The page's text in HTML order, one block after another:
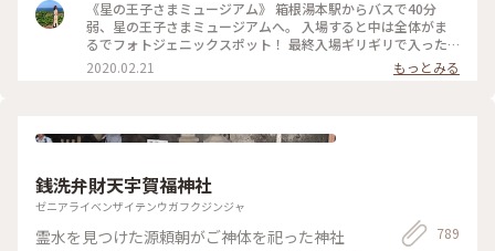
綺麗です🎄✨星の王子さまの世界感に引き込まれる素敵なミュ
ージアムです。 #神奈川 #箱根 #仙石原 #星の王子さま #イルミ
ネーション #ファンタジーの世界
《星の王子さまミュージアム》 箱根湯本駅からバスで40分
弱、星の王子さまミュージアムへ。 入場すると中は全体がま
るでフォトジェニックスポット！ 最終入場ギリギリで入った
のでほとんど人がおらずめいっぱい写真が撮れました✨ 展示ホ
ールには星の王子さまについてや、サン・テグジュペリについ
思います(*´꒳`*) 17:30くらいになると辺りが暗くなってき
子さまの世界に浸れる充実した空間でした。楽しかった(๑˃̵ᴗ˂̵)
2020.02.21 もっとみる
銭洗弁財天宇賀福神社
ゼニアライベンザイテンウガフクジンジャ
霊水を見つけた源頼朝がご神体を祀った神社 789